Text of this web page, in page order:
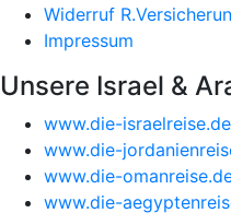
Widerruf
Impressum
Unsere Israel &
www.die-israelreise.de
www.die-
www.die-
www.die-